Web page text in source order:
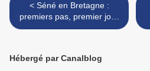
< Séné en Bretagne :
premiers pas, premier jour
dans le Golfe du Morbihan !
Hébergé par Canalblog